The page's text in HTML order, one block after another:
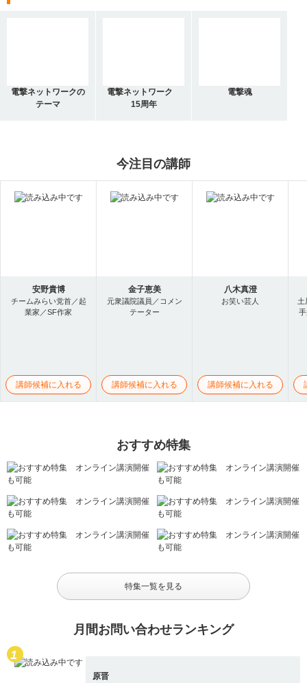
電撃ネットワークの
テーマ
電撃ネットワーク
15周年
電撃魂
今注目の講師
安野貴博
チームみらい党首／起
業家／SF作家
講師候補に入れる
金子恵美
元衆議院議員／コメン
テーター
講師候補に入れる
八木真澄
お笑い芸人
講師候補に入れる
土
おすすめ特集
特集一覧を見る
月間お問い合わせランキング
原晋